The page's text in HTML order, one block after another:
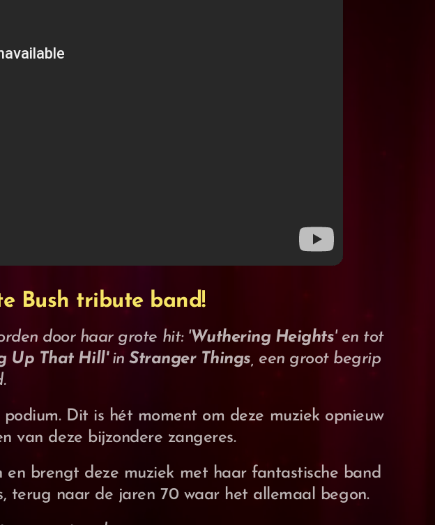
Bush tribute band!
door haar grote hit: 'Wuthering Heights' en tot
Up That Hill' in Stranger Things, een groot begrip
Dit is hét moment om deze muziek opnieuw
van deze bijzondere zangeres.
brengt deze muziek met haar fantastische band
terug naar de jaren 70 waar het allemaal begon.